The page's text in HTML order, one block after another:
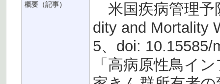
概要（記事）
米国疾病管理予
dity and Mortality
5、doi: 10.15585/
「高病原性鳥イ